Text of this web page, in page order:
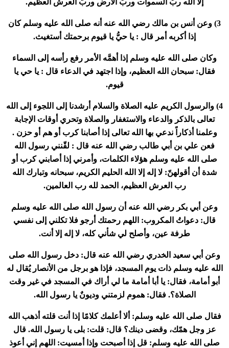
3) وعن أنس بن مالك رضي الله عنه أنه صلى الله عليه وسلم كان
إذا أكربه أمر قال : يا حيُّ يا قيوم برحمتك أستغيث.
وكان صلى الله عليه وسلم إذا أهمَّه الأمر رفع رأسه إلى السماء
فقال: سبحان الله العظيم، وإذا اجتهد في الدعاء قال : يا حي يا
قيوم.
4) والرسول الكريم عليه الصلاة والسلام أرشدنا إلى اللجوء إلى الله
تعالى بالذكر والدعاء والاستغفار والصلاة وتحري أوقات الإجابة
وعلمنا أذكاراً ندعي بها الله تعالى إذا أصابنا كرب أو هم أو حزن .
فعن علي بن أبي طالب رضي الله عنه قال : لقّنني رسول الله
صلى الله عليه وسلم هؤلاء الكلمات، وأمرني إذا أصابني كرب أو
شدة أن أقولهنّ: لا إله إلا الله الحليم الكريم، سبحانه وتبارك الله
رب العرش العظيم، الحمد لله رب العالمين.
وعن أبي بكر رضي الله عنه أن رسول الله صلى الله عليه وسلم
قال: دعواتُ المكروب: اللهم رحمتك أرجو فلا تكلني إلى نفسي
طرفة عين، وأصلح لي شأني كله، لا إله إلا أنت.
وعن أبي سعيد الخدري رضي الله عنه قال: دخل رسول الله صلى
الله عليه وسلم ذات يوم المسجد، فإذا هو برجل من الأنصار يُقال له
أبو أمامة، فقال: يا أبا أمامة ما لي أراك في المسجد في غير وقت
الصلاة؟. فقال: هموم لزمتني وديونٌ يا رسول الله.
فقال صلى الله عليه وسلم: ألا أعلمك كلامًا إذا أنت قلته أذهب الله
عز وجل همّك، وقضى دينك؟ قال: قلت: بلى يا رسول الله. قال
صلى الله عليه وسلم: قل إذا أصبحت وإذا أمسيت: اللهم إني أعوذ